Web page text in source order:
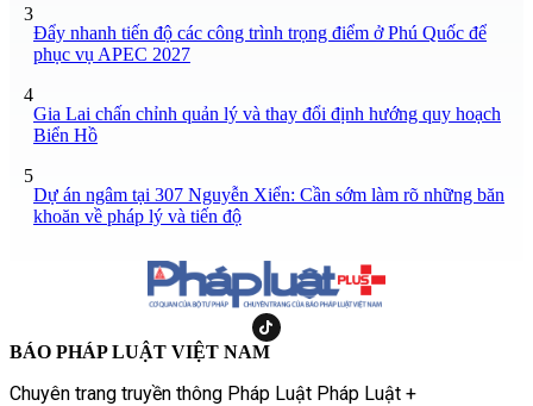
3
Đẩy nhanh tiến độ các công trình trọng điểm ở Phú Quốc để
phục vụ APEC 2027
4
Gia Lai chấn chỉnh quản lý và thay đổi định hướng quy hoạch
Biển Hồ
5
Dự án ngâm tại 307 Nguyễn Xiển: Cần sớm làm rõ những băn
khoăn về pháp lý và tiến độ
BÁO PHÁP LUẬT VIỆT NAM
Chuyên trang truyền thông Pháp Luật Pháp Luật +